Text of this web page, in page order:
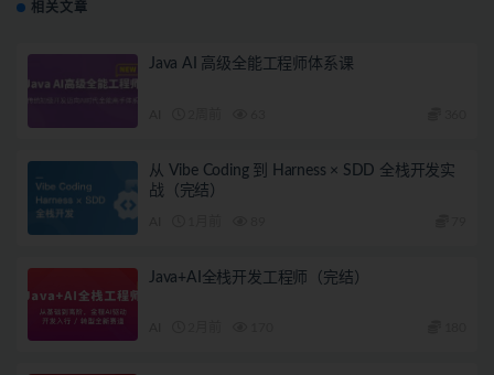
相关文章
Java AI 高级全能工程师体系课
从 Vibe Coding 到 Harness × SDD 全栈开发实
战（完结）
Java+AI全栈开发工程师（完结）